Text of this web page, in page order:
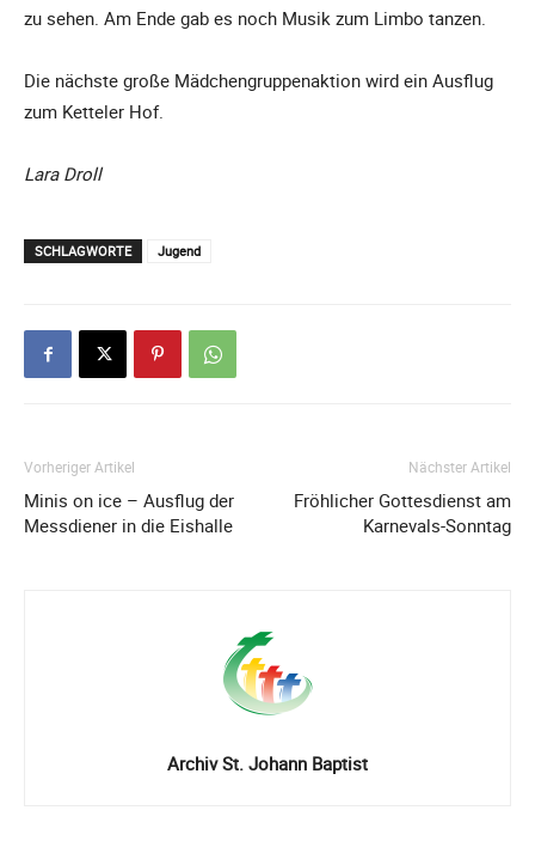
zu sehen. Am Ende gab es noch Musik zum Limbo tanzen.
Die nächste große Mädchengruppenaktion wird ein Ausflug
zum Ketteler Hof.
Lara Droll
SCHLAGWORTE Jugend
Vorheriger Artikel
Minis on ice – Ausflug der
Messdiener in die Eishalle
Nächster Artikel
Fröhlicher Gottesdienst am
Karnevals-Sonntag
Archiv St. Johann Baptist